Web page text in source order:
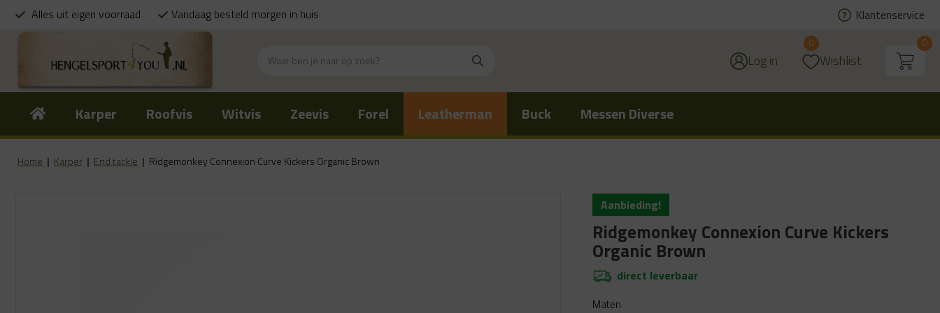
Klantenservice
Alles uit eigen voorraad Vandaag besteld morgen in huis
Log in
0
Wishlist
0
Karper Roofvis Witvis Zeevis Forel Leatherman Buck Messen Diverse
Home | Karper | End tackle | Ridgemonkey Connexion Curve Kickers Organic Brown
Aanbieding!
Ridgemonkey Connexion Curve Kickers
Organic Brown
direct leverbaar
Maten